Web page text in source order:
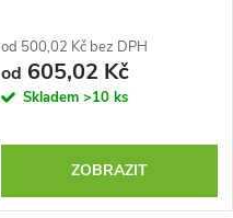
od 500,02 Kč bez DPH
od 605,02 Kč
Skladem >10 ks
ZOBRAZIT